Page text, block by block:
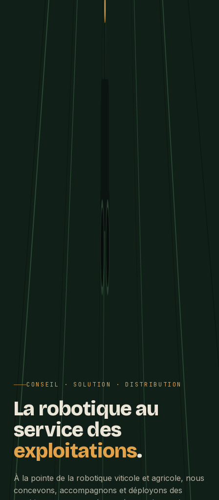
CONSEIL · SOLUTION · DISTRIBUTION
La robotique au
service des
exploitations.
À la pointe de la robotique viticole et agricole, nous
concevons, accompagnons et déployons des